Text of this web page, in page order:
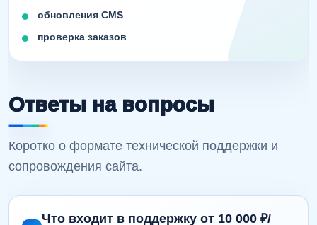
обновления CMS
проверка заказов
Ответы на вопросы
Коротко о формате технической поддержки и
сопровождения сайта.
Что входит в поддержку от 10 000 ₽/